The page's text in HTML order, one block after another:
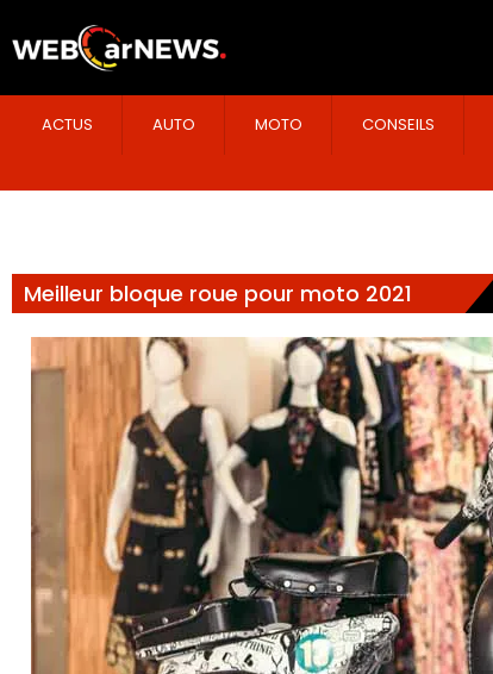
ACTUS AUTO MOTO CONSEILS
Meilleur bloque roue pour moto 2021